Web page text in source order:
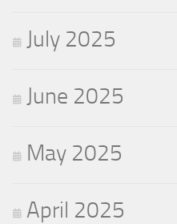
July 2025
June 2025
May 2025
April 2025